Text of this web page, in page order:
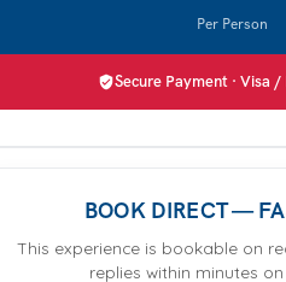
Secure Payment · Visa
BOOK DIRECT —
This experience is bookable on
replies within minutes on